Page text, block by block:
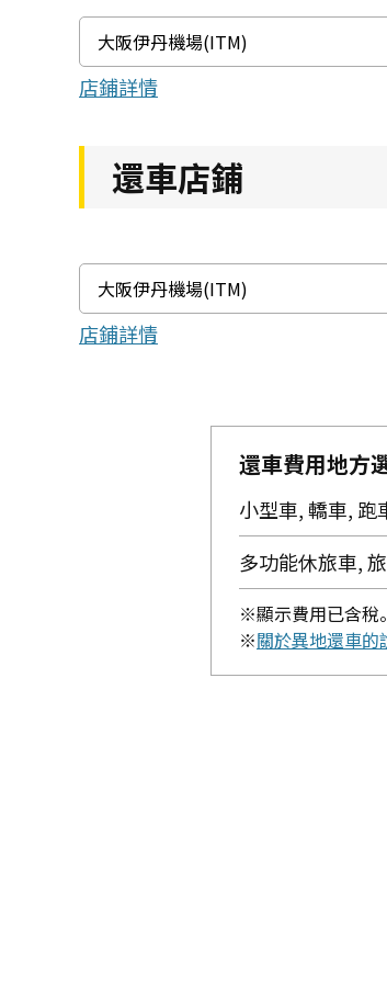
店鋪詳情
還車店鋪
店鋪詳情
還車費用地方
小型車, 轎車, 跑
多功能休旅車,
※顯示費用已含稅
※關於異地還車的